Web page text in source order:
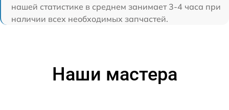
нашей статистике в среднем занимает 3-4 часа при
наличии всех необходимых запчастей.
Наши мастера